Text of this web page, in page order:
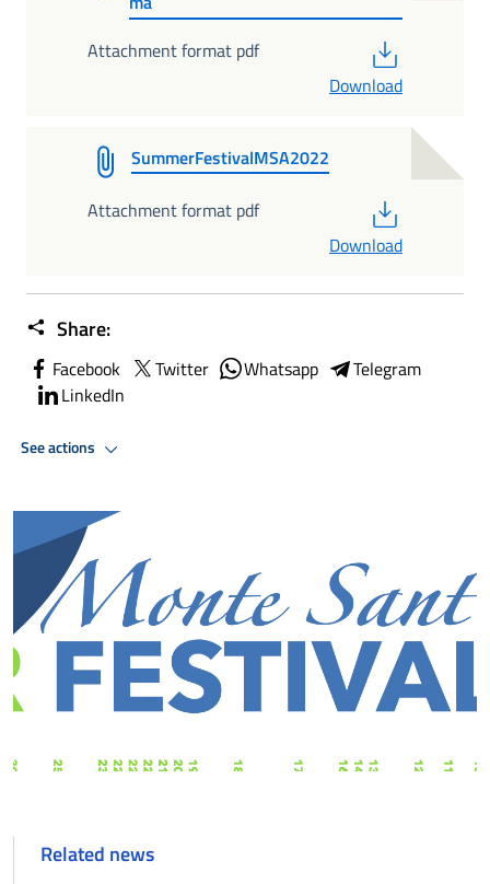
Attachment format pdf
Download
SummerFestivalMSA2022
Attachment format pdf
Download
Share:
Facebook Twitter Whatsapp
Telegram
LinkedIn
See actions
Related news